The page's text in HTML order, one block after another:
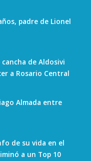
padre de Lionel
de Aldosivi
a Rosario Central
Almada entre
de su vida en el
a un Top 10